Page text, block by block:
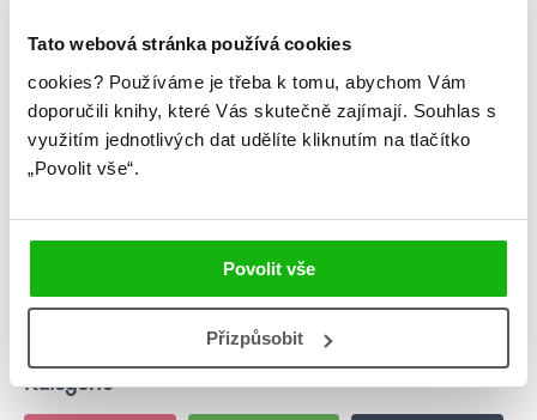
Tato webová stránka používá cookies
cookies? Používáme je třeba k tomu, abychom Vám
doporučili knihy, které Vás skutečně zajímají. Souhlas s
využitím jednotlivých dat udělíte kliknutím na tlačítko
„Povolit vše“.
Povolit vše
Přizpůsobit
Srpnová online merenda
Jestli toho přes léto přečtete víc než normálně, tak se vůbec
nemusíte lekat množství knih, co vyjdou v srpnu 😁 Všechny
letní romanťárny budou na začátku měsíce, takže je do konce
zapište si čarodějnické sesterstvo Vran 👩🏻👩🏻‍🦰 Event
HumbookFest Slovník knihomola Písničkový tag Upečte si
číst více
Kategorie